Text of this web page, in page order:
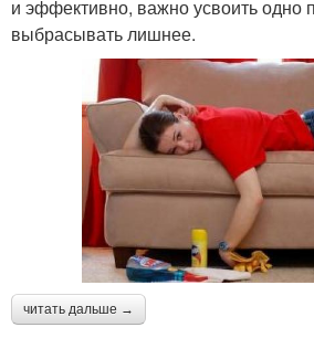
и эффективно, важно усвоить одно
выбрасывать лишнее.
читать дальше →